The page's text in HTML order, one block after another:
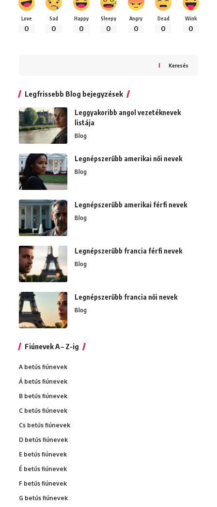
Love
0
Sad
0
Happy
0
Sleepy
0
Angry
0
Dead
0
Wink
0
Keresés
Legfrissebb Blog bejegyzések
Leggyakoribb angol vezetéknevek
listája
Blog
Legnépszerűbb amerikai női nevek
Blog
Legnépszerűbb amerikai férfi nevek
Blog
Legnépszerűbb francia férfi nevek
Blog
Legnépszerűbb francia női nevek
Blog
Fiúnevek A – Z-ig
A betűs fiúnevek
Á betűs fiúnevek
B betűs fiúnevek
C betűs fiúnevek
Cs betűs fiúnevek
D betűs fiúnevek
E betűs fiúnevek
É betűs fiúnevek
F betűs fiúnevek
G betűs fiúnevek